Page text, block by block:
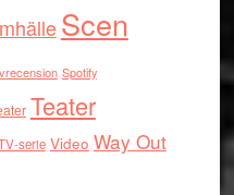
Scen
Spotify
Teater
serie Video Way Out